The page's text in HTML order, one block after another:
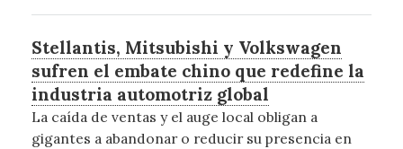
Stellantis, Mitsubishi y Volkswagen
sufren el embate chino que redefine la
industria automotriz global
La caída de ventas y el auge local obligan a
gigantes a abandonar o reducir su presencia en